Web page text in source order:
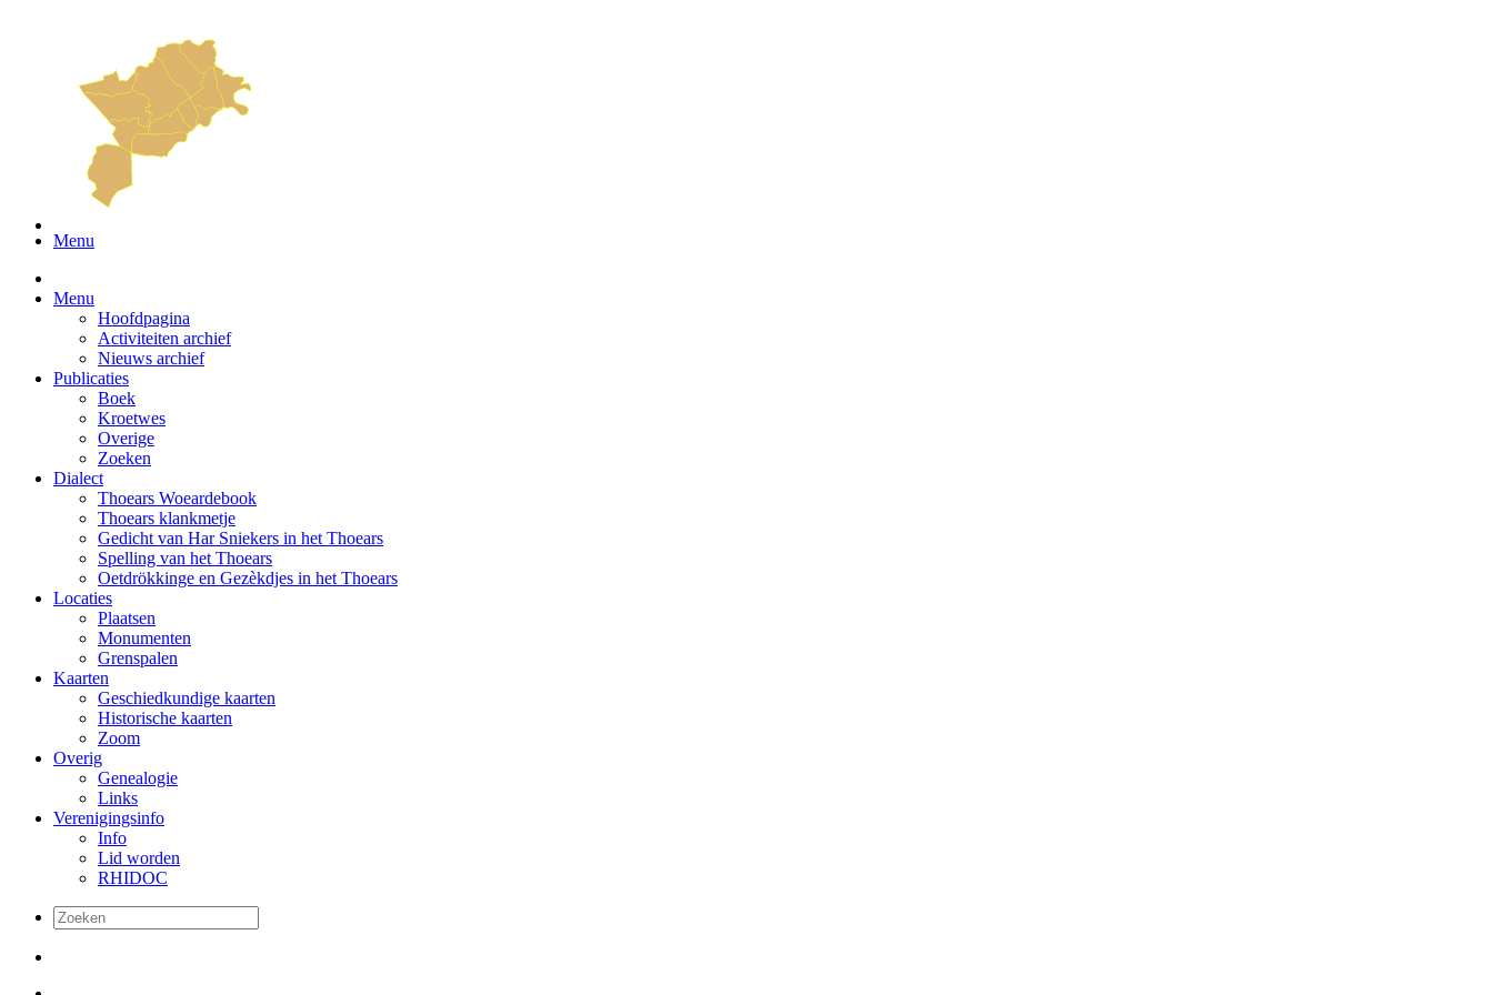
Menu
Menu
Hoofdpagina
Activiteiten archief
Nieuws archief
Publicaties
Boek
Kroetwes
Overige
Zoeken
Dialect
Thoears Woeardebook
Thoears klankmetje
Gedicht van Har Sniekers in het Thoears
Spelling van het Thoears
Oetdrökkinge en Gezèkdjes in het Thoears
Locaties
Plaatsen
Monumenten
Grenspalen
Kaarten
Geschiedkundige kaarten
Historische kaarten
Zoom
Overig
Genealogie
Links
Verenigingsinfo
Info
Lid worden
RHIDOC